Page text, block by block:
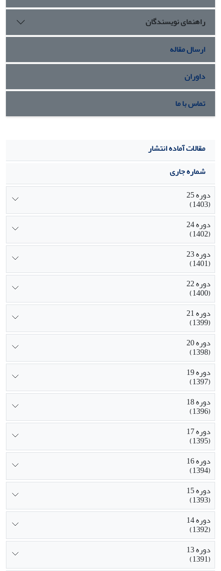
(بیکاری، گرانی و تورم)؛ شکاف طبقاتی؛ ناامنی غذایی و بی‌ثباتی
آینده اقتصادی جامعه)، قرار می‌گیرند.
راهنمای نویسندگان
ارسال مقاله
داوران
تماس با ما
مقالات آماده انتشار
شماره جاری
دوره 25
(1403)
دوره 24
(1402)
دوره 23
(1401)
دوره 22
(1400)
دوره 21
(1399)
دوره 20
(1398)
دوره 19
(1397)
دوره 18
(1396)
دوره 17
(1395)
دوره 16
(1394)
دوره 15
(1393)
دوره 14
(1392)
دوره 13
(1391)